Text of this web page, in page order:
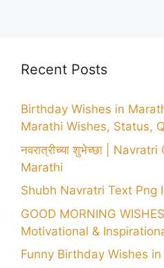
Recent Posts
Birthday Wishes in
Marathi Wishes, Status,
नवरात्रीच्या शुभेच्छा |
Marathi
Shubh Navratri Text Png
GOOD MORNING
Motivational &
Funny Birthday Wishes